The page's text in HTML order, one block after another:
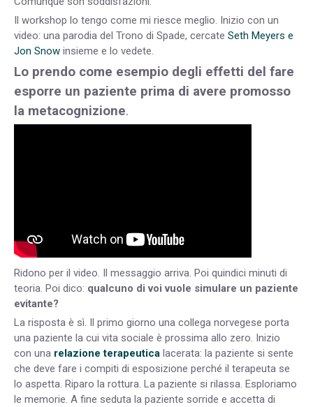
Il workshop lo tengo come mi riesce meglio. Inizio con un
video: una parodia del Trono di Spade, cercate Seth Meyers e
Jon Snow insieme e lo vedete.
Lo prendo come esempio degli effetti del fare
esporre un paziente prima di avere promosso
la metacognizione.
Ridono per il video. Il messaggio arriva. Poi quindici minuti di
teoria. Poi dico: qualcuno di voi vuole simulare un paziente
evitante?
La risposta è sì. Il primo giorno una collega norvegese porta
una paziente la cui vita sociale è prossima allo zero. Inizio
con una relazione terapeutica lacerata: la paziente si sente
che deve fare i compiti di esposizione perché il terapeuta se
lo aspetta. Riparo la rottura. La paziente si rilassa. Esploriamo
le memorie. A fine seduta la paziente sorride e accetta di